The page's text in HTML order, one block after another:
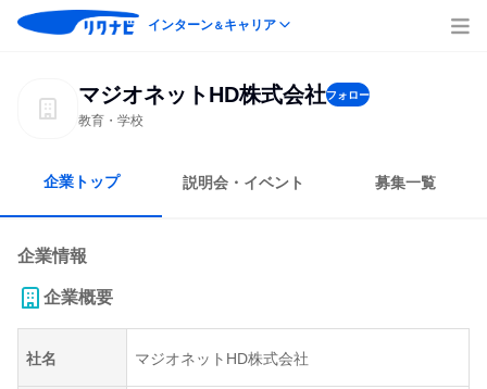
インターン＆キャリア
マジオネットHD株式会社フォロー
教育・学校
企業トップ 説明会・イベント 募集一覧
企業情報
企業概要
社名 マジオネットHD株式会社